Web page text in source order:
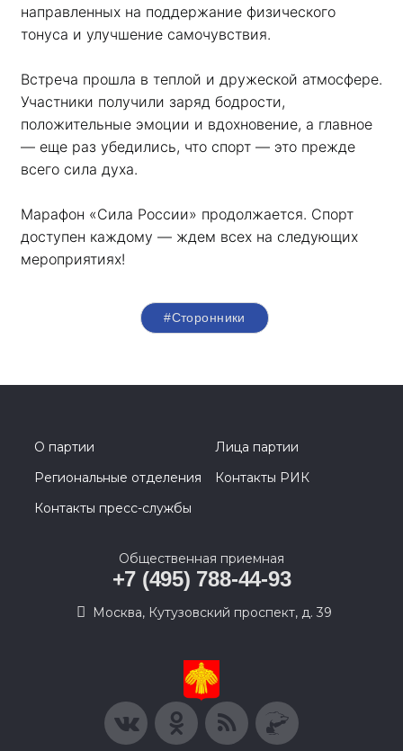
направленных на поддержание физического
тонуса и улучшение самочувствия.
Встреча прошла в теплой и дружеской атмосфере.
Участники получили заряд бодрости,
положительные эмоции и вдохновение, а главное
— еще раз убедились, что спорт — это прежде
всего сила духа.
Марафон «Сила России» продолжается. Спорт
доступен каждому — ждем всех на следующих
мероприятиях!
#Сторонники
О партии
Лица партии
Региональные отделения
Контакты РИК
Контакты пресс-службы
Общественная приемная
+7 (495) 788-44-93
Москва, Кутузовский проспект, д. 39